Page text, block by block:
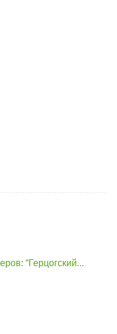
“Герцогский...